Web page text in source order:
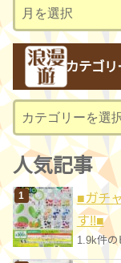
ー
ブ
カテゴリ
テ
ゴ
リ
ー
人気記事
■ガチ
す!!■
1.9k件の